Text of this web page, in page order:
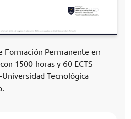
Formación Permanente en
1500 horas y 60 ECTS
Tecnológica